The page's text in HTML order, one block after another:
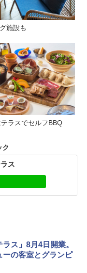
施設も
ラスでセルフBBQ
ク
ス
ラス」8月4日開業。
の客室とグランピ